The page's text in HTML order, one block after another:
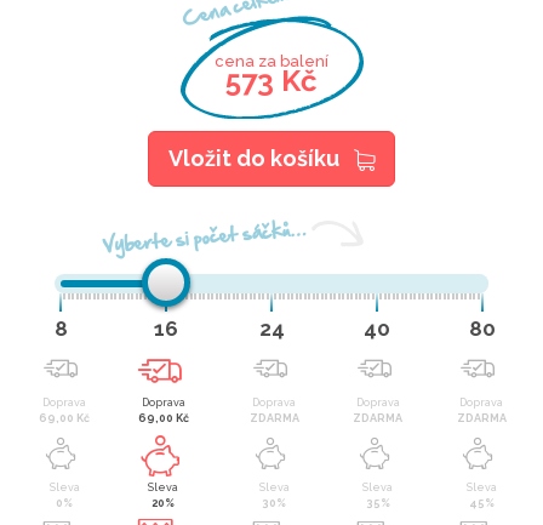
Vyberte si počet sáčků…
8 16 24 40 80
Doprava
69,00 Kč
Sleva
0%
Doprava
69,00 Kč
Sleva
20%
Doprava
ZDARMA
Sleva
30%
Doprava
ZDARMA
Sleva
35%
Doprava
ZDARMA
Sleva
45%
cena za balení
573 Kč
Vložit do košíku